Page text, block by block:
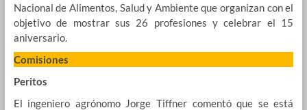
Nacional de Alimentos, Salud y Ambiente que organizan con el
objetivo de mostrar sus 26 profesiones y celebrar el 15
aniversario.
Comisiones
Peritos
El ingeniero agrónomo Jorge Tiffner comentó que se está